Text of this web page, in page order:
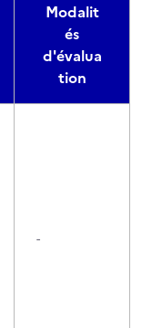
Modalit
és
d'évalua
tion
-